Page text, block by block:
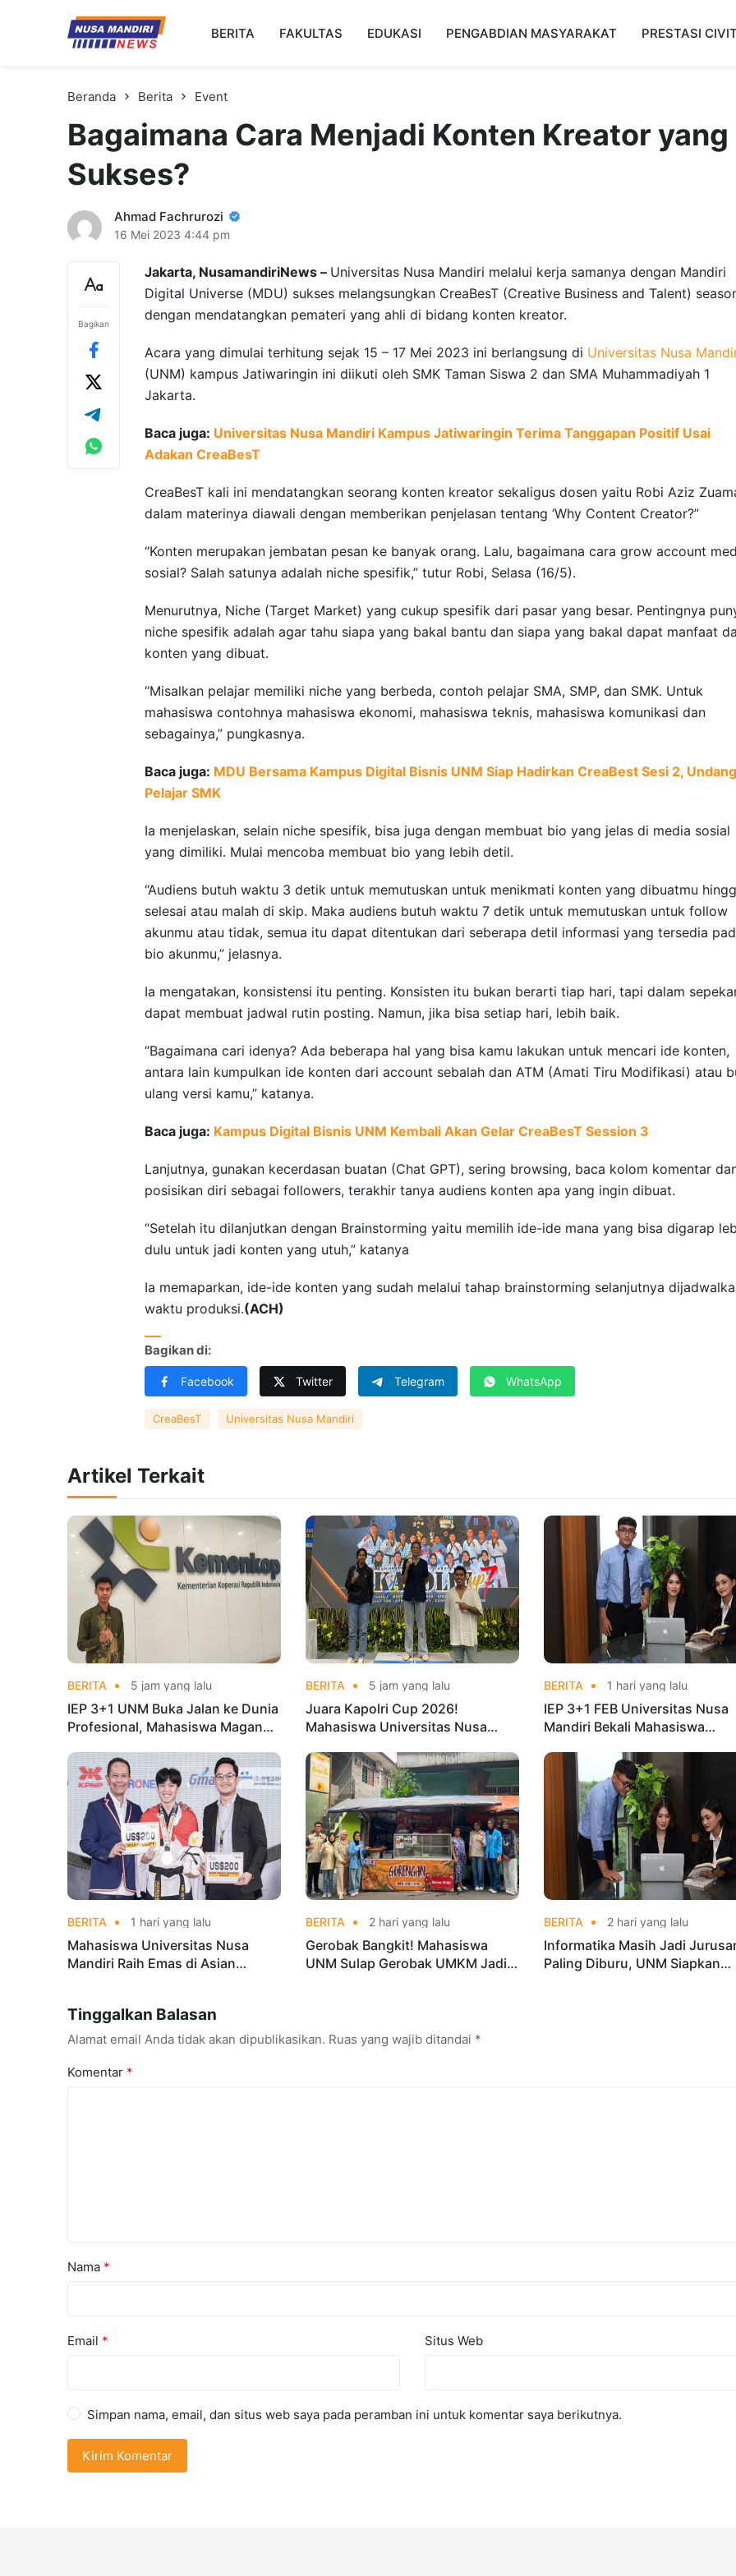
Kampus Digital Bisnis
Universitas Nusa Mandiri
BERITA FAKULTAS EDUKASI PENGABDIAN MASYARAKAT PRESTASI
Beranda Berita Event
Bagaimana Cara Menjadi Konten Kreator yang
Sukses?
Ahmad Fachrurozi
16 Mei 2023 4:44 pm
Bagikan
Jakarta, NusamandiriNews – Universitas Nusa Mandiri melalui kerja samanya dengan Mandiri
Digital Universe (MDU) sukses melangsungkan CreaBesT (Creative Business and Talent)
dengan mendatangkan pemateri yang ahli di bidang konten kreator.
Acara yang dimulai terhitung sejak 15 – 17 Mei 2023 ini berlangsung di Universitas Nusa
(UNM) kampus Jatiwaringin ini diikuti oleh SMK Taman Siswa 2 dan SMA Muhammadiyah 1
Jakarta.
Baca juga: Universitas Nusa Mandiri Kampus Jatiwaringin Terima Tanggapan Positif Usai
Adakan CreaBesT
CreaBesT kali ini mendatangkan seorang konten kreator sekaligus dosen yaitu Robi Aziz
dalam materinya diawali dengan memberikan penjelasan tentang ‘Why Content Creator?”
“Konten merupakan jembatan pesan ke banyak orang. Lalu, bagaimana cara grow account
sosial? Salah satunya adalah niche spesifik,” tutur Robi, Selasa (16/5).
Menurutnya, Niche (Target Market) yang cukup spesifik dari pasar yang besar. Pentingnya
niche spesifik adalah agar tahu siapa yang bakal bantu dan siapa yang bakal dapat manfaat
konten yang dibuat.
“Misalkan pelajar memiliki niche yang berbeda, contoh pelajar SMA, SMP, dan SMK. Untuk
mahasiswa contohnya mahasiswa ekonomi, mahasiswa teknis, mahasiswa komunikasi dan
sebagainya,” pungkasnya.
Baca juga: MDU Bersama Kampus Digital Bisnis UNM Siap Hadirkan CreaBest Sesi 2, Undang
Pelajar SMK
Ia menjelaskan, selain niche spesifik, bisa juga dengan membuat bio yang jelas di media sosial
yang dimiliki. Mulai mencoba membuat bio yang lebih detil.
“Audiens butuh waktu 3 detik untuk memutuskan untuk menikmati konten yang dibuatmu
selesai atau malah di skip. Maka audiens butuh waktu 7 detik untuk memutuskan untuk follow
akunmu atau tidak, semua itu dapat ditentukan dari seberapa detil informasi yang tersedia
bio akunmu,” jelasnya.
Ia mengatakan, konsistensi itu penting. Konsisten itu bukan berarti tiap hari, tapi dalam
dapat membuat jadwal rutin posting. Namun, jika bisa setiap hari, lebih baik.
“Bagaimana cari idenya? Ada beberapa hal yang bisa kamu lakukan untuk mencari ide konten,
antara lain kumpulkan ide konten dari account sebalah dan ATM (Amati Tiru Modifikasi) atau
ulang versi kamu,” katanya.
Baca juga: Kampus Digital Bisnis UNM Kembali Akan Gelar CreaBesT Session 3
Lanjutnya, gunakan kecerdasan buatan (Chat GPT), sering browsing, baca kolom komentar
posisikan diri sebagai followers, terakhir tanya audiens konten apa yang ingin dibuat.
“Setelah itu dilanjutkan dengan Brainstorming yaitu memilih ide-ide mana yang bisa digarap
dulu untuk jadi konten yang utuh,” katanya
Ia memaparkan, ide-ide konten yang sudah melalui tahap brainstorming selanjutnya
waktu produksi.(ACH)
Bagikan di:
Facebook Twitter Telegram WhatsApp
CreaBesT Universitas Nusa Mandiri
Artikel Terkait
BERITA 5 jam yang lalu
IEP 3+1 UNM Buka Jalan ke Dunia
Profesional, Mahasiswa Magang
BERITA 5 jam yang lalu
Juara Kapolri Cup 2026!
Mahasiswa Universitas Nusa
di Kejurnas Taekwondo
BERITA 1 hari yang lalu
IEP 3+1 FEB Universitas Nusa
Mandiri Bekali Mahasiswa
BERITA 1 hari yang lalu
Mahasiswa Universitas Nusa
Mandiri Raih Emas di Asian
BERITA 2 hari yang lalu
Gerobak Bangkit! Mahasiswa
UNM Sulap Gerobak UMKM Jadi
BERITA 2 hari yang lalu
Informatika Masih Jadi
Paling Diburu, UNM Siapkan
Tinggalkan Balasan
Alamat email Anda tidak akan dipublikasikan. Ruas yang wajib ditandai *
Komentar *
Nama *
Email * Situs Web
Simpan nama, email, dan situs web saya pada peramban ini untuk komentar saya berikutnya.